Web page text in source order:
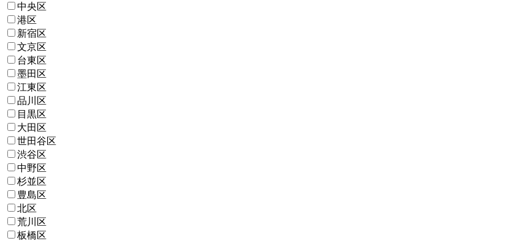
中央区
港区
新宿区
文京区
台東区
墨田区
江東区
品川区
目黒区
大田区
世田谷区
渋谷区
中野区
杉並区
豊島区
北区
荒川区
板橋区